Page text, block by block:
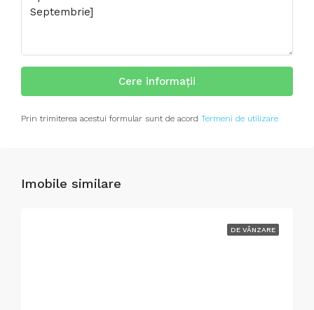
Cere informații
Prin trimiterea acestui formular sunt de acord Termeni de utilizare
Imobile similare
DE VÂNZARE